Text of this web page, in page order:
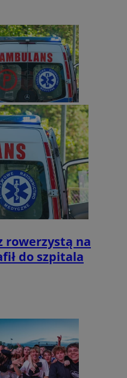
rowerzystą na
do szpitala